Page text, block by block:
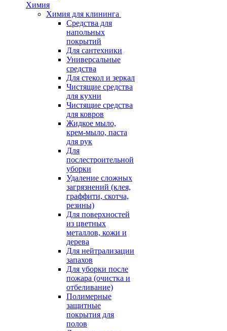
Химия
Химия для клининга
Средства для
напольных
покрытий
Для сантехники
Универсальные
средства
Для стекол и зеркал
Чистящие средства
для кухни
Чистящие средства
для ковров
Жидкое мыло,
крем-мыло, паста
для рук
Для
послестроительной
уборки
Удаление сложных
загрязнений (клея,
граффити, скотча,
резины)
Для поверхностей
из цветных
металлов, кожи и
дерева
Для нейтрализации
запахов
Для уборки после
пожара (очистка и
отбеливание)
Полимерные
защитные
покрытия для
полов